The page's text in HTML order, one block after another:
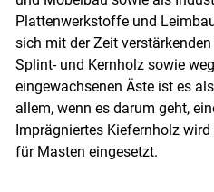
Plattenwerkstoffe und
sich mit der Zeit
Splint- und Kernholz sowie
eingewachsenen Äste ist es
allem, wenn es darum geht,
Imprägniertes Kiefernholz
für Masten eingesetzt.